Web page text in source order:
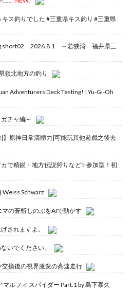
ス釣りでした #三重県キス釣り #三重県
short02 2026.8.1 ～若狭湾 福井県三
嶺北地方の釣り
Adventurers Deck Testing! | Yu-Gi-Oh
チャ編～
】原神日常清體力|可能玩其他遊戲之後去
カで精鋭・地方伝説狩りなど✨参加型！初
Weiss Schwarz
の蒼斬しのぶをAIで動かす
されますよ。
いでください。
換後の視界激変の高速走行
ルフィ スパイダー Part.1 by 島下泰久